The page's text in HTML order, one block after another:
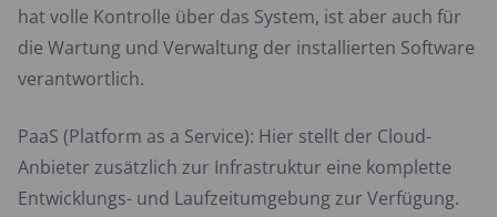
hat volle Kontrolle über das System, ist aber auch für
die Wartung und Verwaltung der installierten Software
verantwortlich.
PaaS (Platform as a Service): Hier stellt der Cloud-
Anbieter zusätzlich zur Infrastruktur eine komplette
Entwicklungs- und Laufzeitumgebung zur Verfügung.